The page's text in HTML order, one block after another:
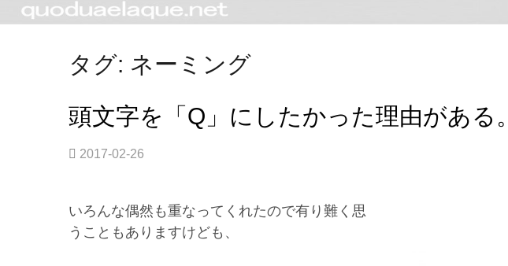
タグ: ネーミング
頭文字を「Q」にしたかった理由がある。
2017-02-26
いろんな偶然も重なってくれたので有り難く思
うこともありますけども、